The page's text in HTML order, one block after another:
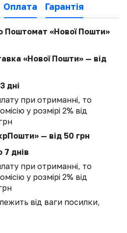
Оплата Гарантія
Поштомат «Нової Пошти»
«Нової Пошти» — від
дні
при отриманні, то
у розмірі 2% від
— від 50 грн
7 днів
при отриманні, то
у розмірі 2% від
від ваги посилки,